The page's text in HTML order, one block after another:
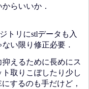
らいいか．
トリにstlデータも入
い限り修正必要．
抑えるために長めにス
取りこぼしたり少し
するのも手だけど，